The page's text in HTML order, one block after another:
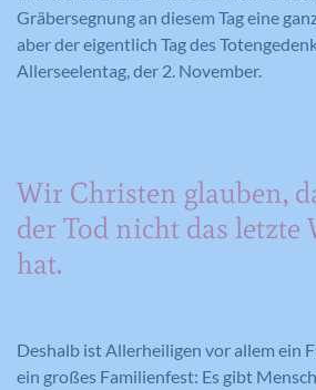
Gräbersegnung an diesem Tag eine
aber der eigentlich Tag des
Allerseelentag, der 2. November.
Wir Christen glauben,
der Tod nicht das letzte
hat.
Deshalb ist Allerheiligen vor allem ein
ein großes Familienfest: Es gibt